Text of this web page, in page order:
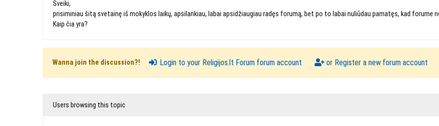
Sveiki,
prisiminiau šitą svetainę iš mokyklos laikų, apsilankiau, labai apsidžiaugiau radęs forumą, bet po to labai nuliūdau pamatęs, kad forume
Kaip čia yra?
Wanna join the discussion?! Login to your Religijos.lt Forum forum account or Register a new forum account
Users browsing this topic